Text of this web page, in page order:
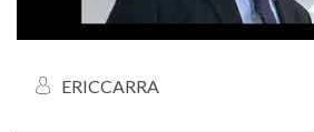
ERICCARRA